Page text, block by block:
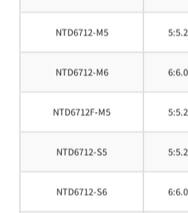
NTD6712-M5 5:5.2
NTD6712-M6 6:6.0
NTD6712F-M5 5:5.2
NTD6712-S5 5:5.2
NTD6712-S6 6:6.0